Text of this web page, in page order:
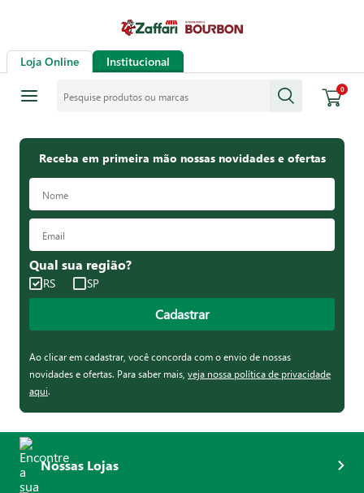
Loja Online Institucional
0
Receba em primeira mão nossas novidades e ofertas
Qual sua região?
RS SP
Cadastrar
Ao clicar em cadastrar, você concorda com o envio de nossas
novidades e ofertas. Para saber mais, veja nossa política de privacidade
aqui.
Nossas Lojas